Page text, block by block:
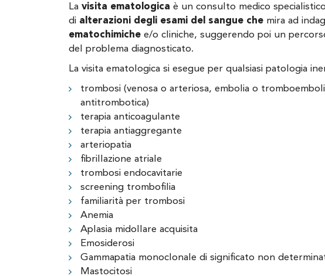
La visita ematologica è un consulto medico
di alterazioni degli esami del sangue che mira ad
ematochimiche e/o cliniche, suggerendo poi un
del problema diagnosticato.
La visita ematologica si esegue per qualsiasi patologia
trombosi (venosa o arteriosa, embolia o
antitrombotica)
terapia anticoagulante
terapia antiaggregante
arteriopatia
fibrillazione atriale
trombosi endocavitarie
screening trombofilia
familiarità per trombosi
Anemia
Aplasia midollare acquisita
Emosiderosi
Gammapatia monoclonale di significato non
Mastocitosi